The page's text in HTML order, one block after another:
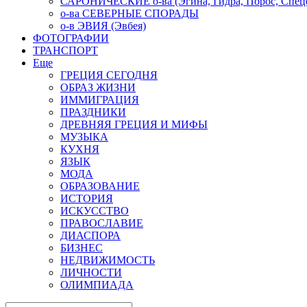
о-ва СЕВЕРНЫЕ СПОРАДЫ
о-в ЭВИЯ (Эвбея)
ФОТОГРАФИИ
ТРАНСПОРТ
Еще
ГРЕЦИЯ СЕГОДНЯ
ОБРАЗ ЖИЗНИ
ИММИГРАЦИЯ
ПРАЗДНИКИ
ДРЕВНЯЯ ГРЕЦИЯ И МИФЫ
МУЗЫКА
КУХНЯ
ЯЗЫК
МОДА
ОБРАЗОВАНИЕ
ИСТОРИЯ
ИСКУССТВО
ПРАВОСЛАВИЕ
ДИАСПОРА
БИЗНЕС
НЕДВИЖИМОСТЬ
ЛИЧНОСТИ
ОЛИМПИАДА